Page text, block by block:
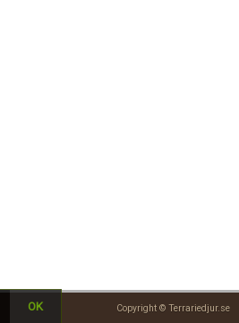
Copyright © Terrariedjur.se
OK